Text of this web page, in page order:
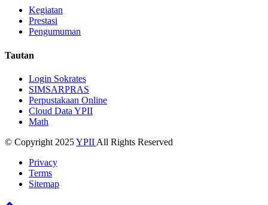
Kegiatan
Prestasi
Pengumuman
Tautan
Login Sokrates
SIMSARPRAS
Perpustakaan Online
Cloud Data YPII
Math
© Copyright 2025YPII All Rights Reserved
Privacy
Terms
Sitemap